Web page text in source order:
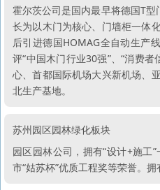
霍尔茨公司是国内最早将德国T
长为以木门为核心、门墙柜一体
后引进德国HOMAG全自动生产
评“中国木门行业30强”、“消费
心、首都国际机场大兴新机场、
北生产基地。
苏州园区园林绿化板块
园区园林公司，拥有“设计+施工
市“姑苏杯”优质工程奖等荣誉。